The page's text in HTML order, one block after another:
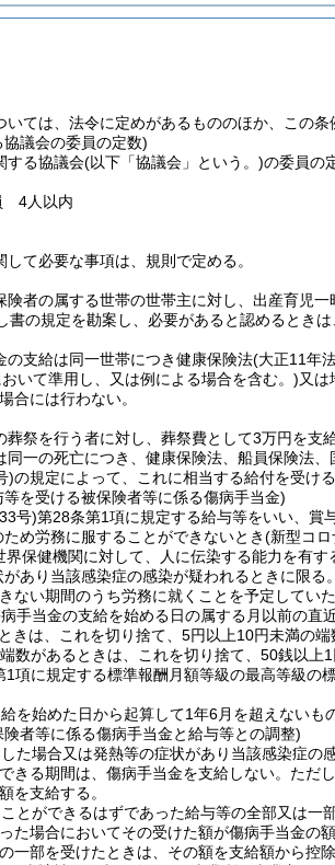
ては、法令に定めがあるもののほか、この条
議会の委員の定数)
する協議会(以下「協議会」という。)の委員の
4人以内
て必要な事項は、規則で定める。
者の属する世帯の世帯主に対し、出産育児一
書の規定を勘案し、必要があると認めるとき
支給は同一世帯につき健康保険法(大正11年
いて準用し、又は例による場合を含む。)又は
合には行わない。
祭を行う者に対し、葬祭費として3万円を支給
一の死亡につき、健康保険法、船員保険法
)の規定によって、これに相当する給付を受け
を受ける被保険者等に係る傷病手当金)
号)第28条第1項に規定する給与等をいい、賞
め労務に服することができないとき(新型コ
保健機関に対して、人に伝染する能力を有
あり当該感染症の感染が疑われるときに限る
ない期間のうち労務に就くことを予定してい
手当金の支給を始める日の属する月以前の
きは、これを切り捨て、5円以上10円未満の
数があるときは、これを切り捨て、50銭以
項に規定する標準報酬月額等級の最高等級
を始めた日から起算して1年6月を超えないも
者等に係る傷病手当金と給与等との調整)
た場合又は発熱等の症状があり当該感染症
きる期間は、傷病手当金を支給しない。 ただ
を支給する。
とができるはずであった給与等の全部又は
た場合においてその受けた額が傷病手当金の
一部を受けたときは、その額を支給額から控除